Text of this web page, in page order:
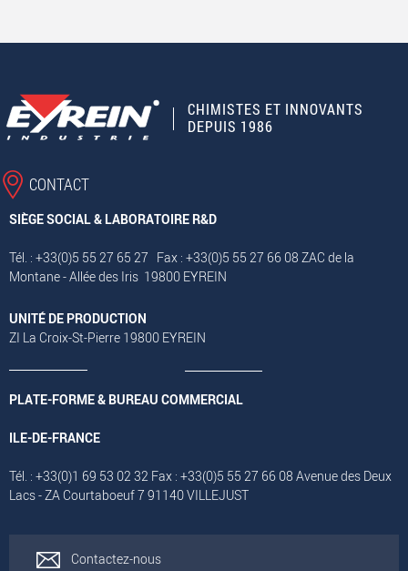
CHIMISTES ET INNOVANTS
DEPUIS 1986
CONTACT
SIÈGE SOCIAL & LABORATOIRE R&D
Tél. : +33(0)5 55 27 65 27 Fax : +33(0)5 55 27 66 08 ZAC de la
Montane - Allée des Iris 19800 EYREIN
UNITÉ DE PRODUCTION
ZI La Croix-St-Pierre 19800 EYREIN
PLATE-FORME & BUREAU COMMERCIAL
ILE-DE-FRANCE
Tél. : +33(0)1 69 53 02 32 Fax : +33(0)5 55 27 66 08 Avenue des Deux
Lacs - ZA Courtaboeuf 7 91140 VILLEJUST
Contactez-nous